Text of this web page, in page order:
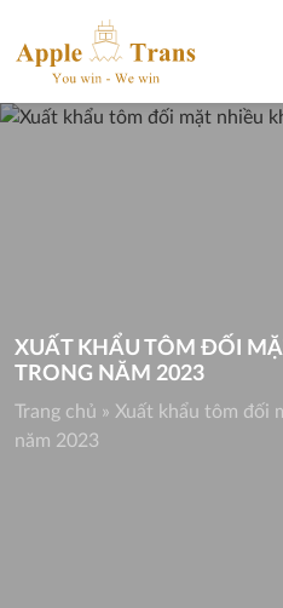
content
XUẤT KHẨU TÔM ĐỐI
TRONG NĂM 2023
Trang chủ » Xuất khẩu tôm đối
năm 2023